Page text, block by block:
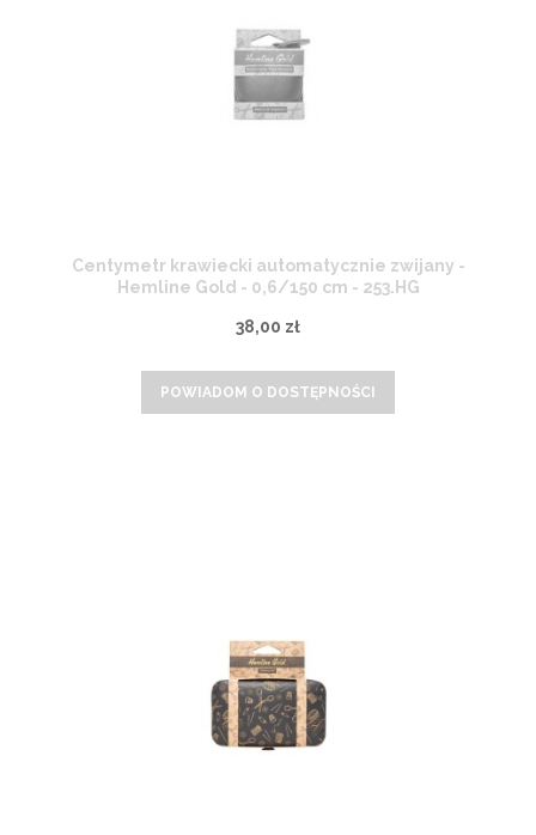
Centymetr krawiecki automatycznie zwijany -
Hemline Gold - 0,6/150 cm - 253.HG
38,00 zł
POWIADOM O DOSTĘPNOŚCI